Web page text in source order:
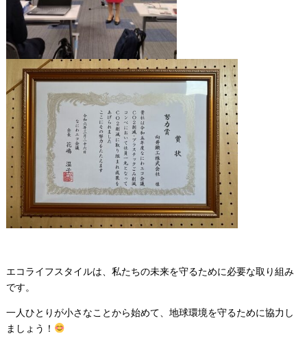
エコライフスタイルは、私たちの未来を守るために必要な取り組み
です。
一人ひとりが小さなことから始めて、地球環境を守るために協力し
ましょう！